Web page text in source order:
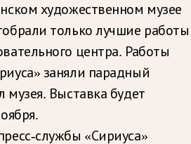
художественном музее
только лучшие работы
центра. Работы
заняли парадный
музея. Выставка будет
службы «Сириуса»